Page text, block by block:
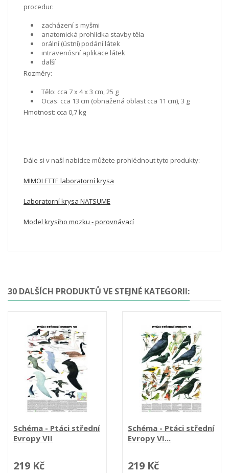
procedur:
zacházení s myšmi
anatomická prohlídka stavby těla
orální (ústní) podání látek
intravenósní aplikace látek
další
Rozměry:
Tělo: cca 7 x 4 x 3 cm, 25 g
Ocas: cca 13 cm (obnažená oblast cca 11 cm), 3 g
Hmotnost: cca 0,7 kg
Dále si v naší nabídce můžete prohlédnout tyto produkty:
MIMOLETTE laboratorní krysa
Laboratorní krysa NATSUME
Model krysího mozku - porovnávací
30 DALŠÍCH PRODUKTŮ VE STEJNÉ KATEGORII:
Schéma - Ptáci střední
Evropy VII
219 Kč
Schéma - Ptáci střední
Evropy VI...
219 Kč